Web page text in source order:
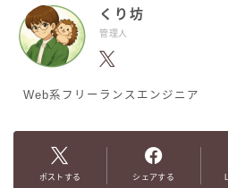
くり坊
管理人
Web系フリーランスエンジニア
ポストする シェアする